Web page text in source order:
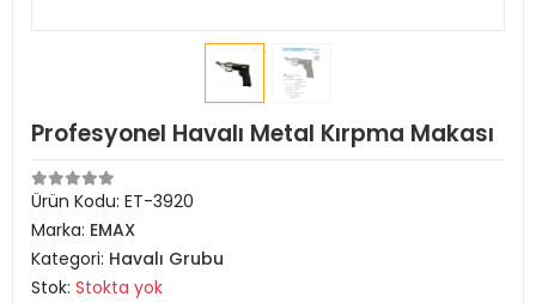
Profesyonel Havalı Metal Kırpma Makası
Ürün Kodu: ET-3920
Marka: EMAX
Kategori: Havalı Grubu
Stok: Stokta yok